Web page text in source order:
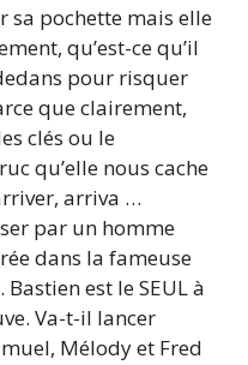
sa pochette mais elle
qu’est-ce qu’il
pour risquer
que clairement,
clés ou le
qu’elle nous cache
arriva …
par un homme
dans la fameuse
est le SEUL à
Va-t-il lancer
Mélody et Fred